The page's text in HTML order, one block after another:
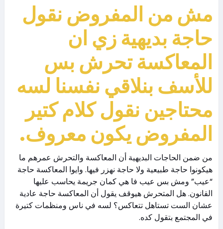
مش من المفروض نقول
حاجة بديهية زي ان
المعاكسة تحرش بس
للأسف بنلاقي نفسنا لسه
محتاجين نقول كلام كتير
المفروض يكون معروف.
من ضمن الحاجات البديهية أن المعاكسة والتحرش عمرهم ما
هيكونوا حاجة طبيعية ولا حاجة نهزر فيها. وايوا المعاكسة حاجة
“عيب” ومش بس عيب فا هي كمان جريمة يحاسب عليها
القانون. هل المتحرش هيوقف يقول أن المعاكسة حاجة عادية
عشان الست تستاهل تتعاكس؟ لسه في ناس ومنظمات كتيرة
في المجتمع بتقول كده.